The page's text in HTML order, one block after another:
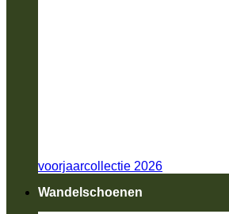
voorjaarcollectie 2026
Wandelschoenen